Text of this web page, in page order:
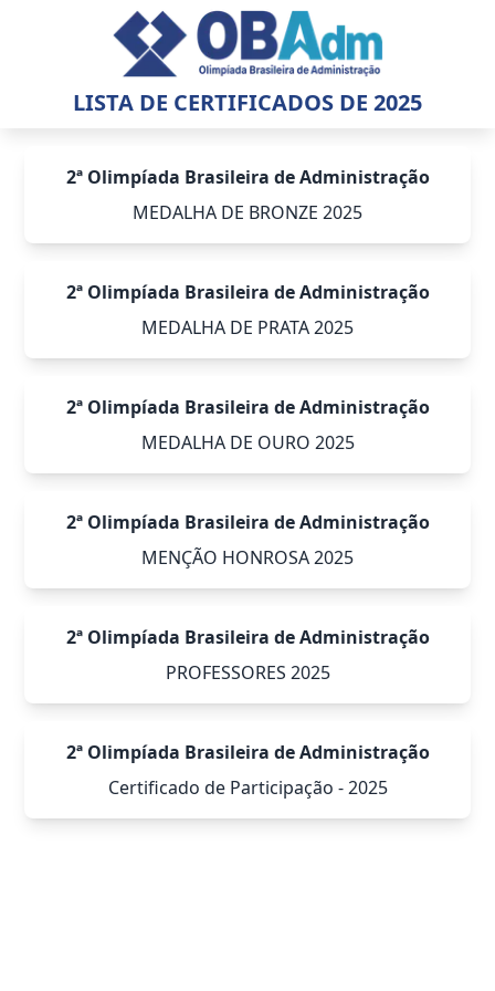
LISTA DE CERTIFICADOS DE 2025
2ª Olimpíada Brasileira de Administração
MEDALHA DE BRONZE 2025
2ª Olimpíada Brasileira de Administração
MEDALHA DE PRATA 2025
2ª Olimpíada Brasileira de Administração
MEDALHA DE OURO 2025
2ª Olimpíada Brasileira de Administração
MENÇÃO HONROSA 2025
2ª Olimpíada Brasileira de Administração
PROFESSORES 2025
2ª Olimpíada Brasileira de Administração
Certificado de Participação - 2025